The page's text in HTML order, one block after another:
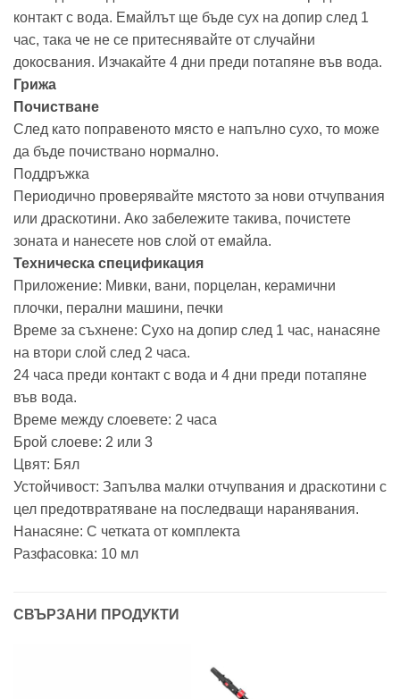
контакт с вода. Емайлът ще бъде сух на допир след 1
час, така че не се притеснявайте от случайни
докосвания. Изчакайте 4 дни преди потапяне във вода.
Грижа
Почистване
След като поправеното място е напълно сухо, то може
да бъде почиствано нормално.
Поддръжка
Периодично проверявайте мястото за нови отчупвания
или драскотини. Ако забележите такива, почистете
зоната и нанесете нов слой от емайла.
Техническа спецификация
Приложение: Мивки, вани, порцелан, керамични
плочки, перални машини, печки
Време за съхнене: Сухо на допир след 1 час, нанасяне
на втори слой след 2 часа.
24 часа преди контакт с вода и 4 дни преди потапяне
във вода.
Време между слоевете: 2 часа
Брой слоеве: 2 или 3
Цвят: Бял
Устойчивост: Запълва малки отчупвания и драскотини с
цел предотвратяване на последващи наранявания.
Нанасяне: С четката от комплекта
Разфасовка: 10 мл
СВЪРЗАНИ ПРОДУКТИ